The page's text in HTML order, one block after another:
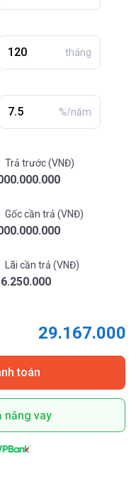
tháng
%/năm
Trả trước (VNĐ)
Gốc cần trả (VNĐ)
Lãi cần trả (VNĐ)
29.167.000
toán
năng vay